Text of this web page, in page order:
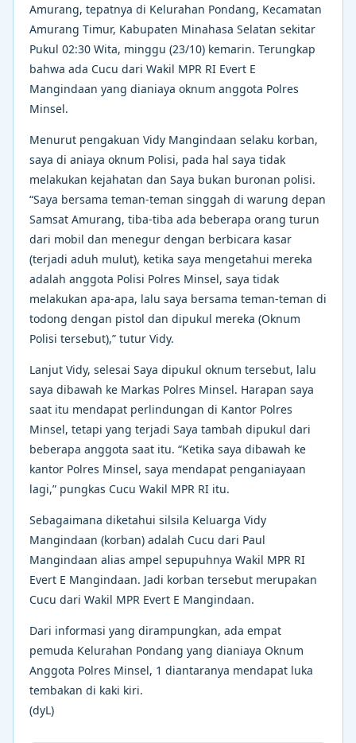
Amurang, tepatnya di Kelurahan Pondang, Kecamatan
Amurang Timur, Kabupaten Minahasa Selatan sekitar
Pukul 02:30 Wita, minggu (23/10) kemarin. Terungkap
bahwa ada Cucu dari Wakil MPR RI Evert E
Mangindaan yang dianiaya oknum anggota Polres
Minsel.
Menurut pengakuan Vidy Mangindaan selaku korban,
saya di aniaya oknum Polisi, pada hal saya tidak
melakukan kejahatan dan Saya bukan buronan polisi.
“Saya bersama teman-teman singgah di warung depan
Samsat Amurang, tiba-tiba ada beberapa orang turun
dari mobil dan menegur dengan berbicara kasar
(terjadi aduh mulut), ketika saya mengetahui mereka
adalah anggota Polisi Polres Minsel, saya tidak
melakukan apa-apa, lalu saya bersama teman-teman di
todong dengan pistol dan dipukul mereka (Oknum
Polisi tersebut),” tutur Vidy.
Lanjut Vidy, selesai Saya dipukul oknum tersebut, lalu
saya dibawah ke Markas Polres Minsel. Harapan saya
saat itu mendapat perlindungan di Kantor Polres
Minsel, tetapi yang terjadi Saya tambah dipukul dari
beberapa anggota saat itu. “Ketika saya dibawah ke
kantor Polres Minsel, saya mendapat penganiayaan
lagi,” pungkas Cucu Wakil MPR RI itu.
Sebagaimana diketahui silsila Keluarga Vidy
Mangindaan (korban) adalah Cucu dari Paul
Mangindaan alias ampel sepupuhnya Wakil MPR RI
Evert E Mangindaan. Jadi korban tersebut merupakan
Cucu dari Wakil MPR Evert E Mangindaan.
Dari informasi yang dirampungkan, ada empat
pemuda Kelurahan Pondang yang dianiaya Oknum
Anggota Polres Minsel, 1 diantaranya mendapat luka
tembakan di kaki kiri.
(dyL)